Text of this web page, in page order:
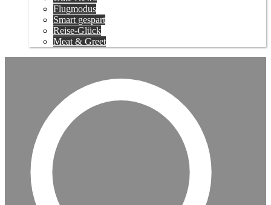
Flugmodus
Smart gespart
Reise-Glück
Meat & Greet